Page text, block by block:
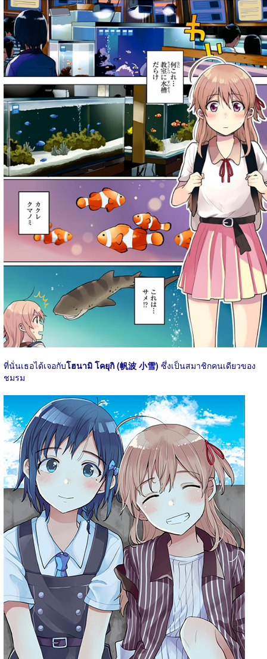
ที่นั่นเธอได้เจอกับโฮนามิ โคยุกิ (帆波 小雪) ซึ่งเป็นสมาชิกคนเดียวของ
ชมรม